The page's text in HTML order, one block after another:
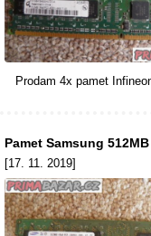
Prodam 4x pamet
Pamet Samsung 512MB
[17. 11. 2019]